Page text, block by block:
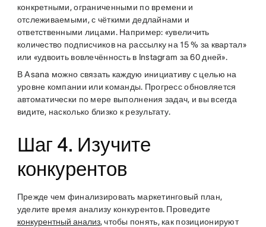
конкретными, ограниченными по времени и
отслеживаемыми, с чёткими дедлайнами и
ответственными лицами. Например: «увеличить
количество подписчиков на рассылку на 15 % за квартал»
или «удвоить вовлечённость в Instagram за 60 дней».
В Asana можно связать каждую инициативу с целью на
уровне компании или команды. Прогресс обновляется
автоматически по мере выполнения задач, и вы всегда
видите, насколько близко к результату.
Шаг 4. Изучите
конкурентов
Прежде чем финализировать маркетинговый план,
уделите время анализу конкурентов. Проведите
конкурентный анализ, чтобы понять, как позиционируют